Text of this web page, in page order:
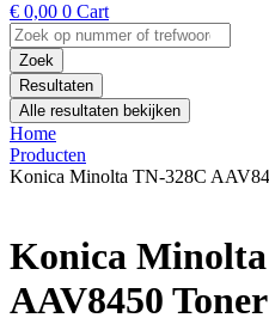
€ 0,00 0 Cart
Search
...Zoek
Resultaten
Alle resultaten bekijken
Home
Producten
Konica Minolta TN-328C
Konica
AAV8450